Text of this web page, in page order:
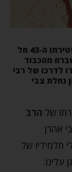
רבי צבי אריה בן ציון רוזנפלד ז"ל, שיום פטירתו ה-43 חל
מהכבוד
לדרכו של רבי
נחלת צבי
הרב
אהרן
תלמידיו של
עלינו.